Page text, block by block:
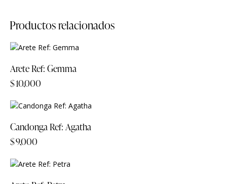
Productos relacionados
Arete Ref: Gemma
$10,000
Candonga Ref: Agatha
$9,000